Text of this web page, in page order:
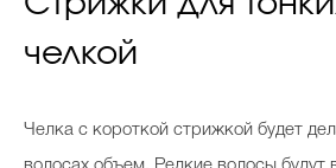
челкой
Челка с короткой стрижкой будет